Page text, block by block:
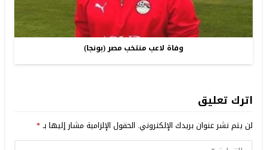
وفاة لاعب منتخب مصر (بونجا)
اترك تعليق
لن يتم نشر عنوان بريدك الإلكتروني. الحقول الإلزامية مشار إليها بـ*